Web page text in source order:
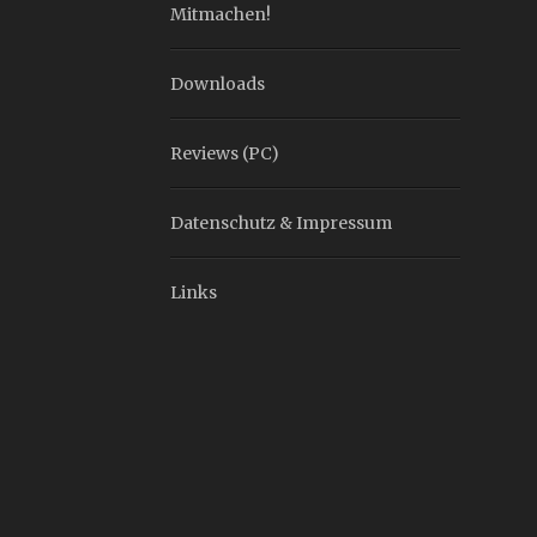
Mitmachen!
Downloads
Reviews (PC)
Datenschutz & Impressum
Links